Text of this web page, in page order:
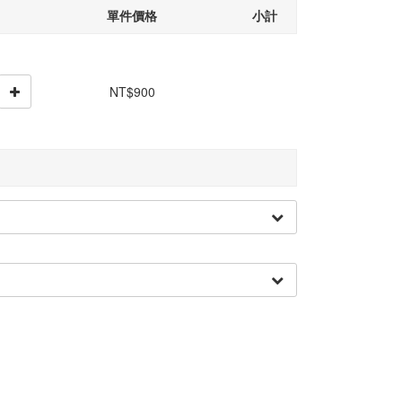
單件價格 小計
NT$900